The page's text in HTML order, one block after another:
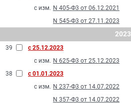
с изм. N 405-Ф3 от 06.12.2021
N 545-Ф3 от 27.11.2023
2023
39
с 25.12.2023
с изм. N 625-Ф3 от 25.12.2023
38
с 01.01.2023
с изм. N 237-Ф3 от 14.07.2022
N 357-Ф3 от 14.07.2022